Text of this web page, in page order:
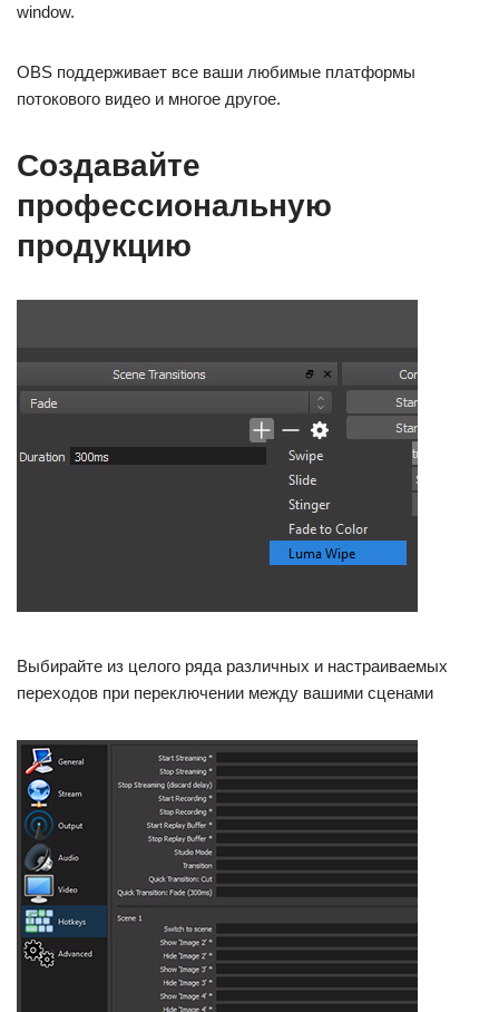
window.
OBS поддерживает все ваши любимые платформы
потокового видео и многое другое.
Создавайте
профессиональную
продукцию
Выбирайте из целого ряда различных и настраиваемых
переходов при переключении между вашими сценами